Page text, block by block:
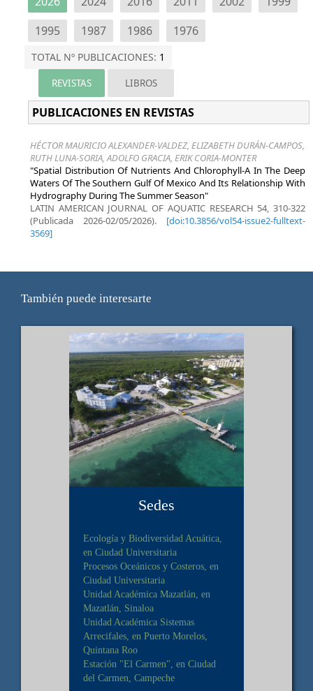
También puede interesarte
Sedes
Ecología y Biodiversidad Acuática,
en Ciudad Universitaria
Procesos Oceánicos y Costeros, en
Ciudad Universitaria
Unidad Académica Mazatlán, en
Mazatlán, Sinaloa
Unidad Académica Sistemas
Arrecifales, en Puerto Morelos,
Quintana Roo
Estación "El Carmen", en Ciudad
del Carmen, Campeche